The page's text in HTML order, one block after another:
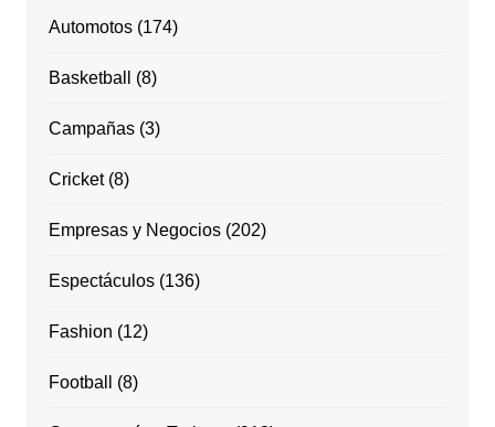
Automotos(174)
Basketball (8)
Campañas(3)
Cricket(8)
Empresas y Negocios(202)
Espectáculos(136)
Fashion (12)
Football (8)